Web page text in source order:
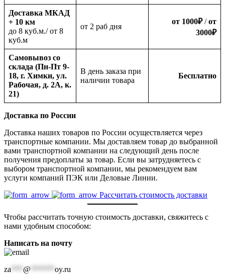
Доставка МКАД
+ 10 км
до 8 куб.м./ от 8
куб.м
oт 2 раб дня
от 1000₽/от
3000₽
Самовывоз со
склада (Пн-Пт 9-
18, г. Химки, ул.
Рабочая, д. 2А, к.
21)
В день заказа при
наличии товара
Бесплатно
Доставка по России
Доставка наших товаров по России осуществляется через
транспортные компании. Мы доставляем товар до выбранной
вами транспортной компании на следующий день после
получения предоплаты за товар. Если вы затрудняетесь с
выбором транспортной компании, мы рекомендуем вам
услуги компаний ПЭК или Деловые Линии.
Рассчитать стоимость доставки
Чтобы рассчитать точную стоимость доставки, свяжитесь с
нами удобным способом:
Написать на почту
za @
oy.ru